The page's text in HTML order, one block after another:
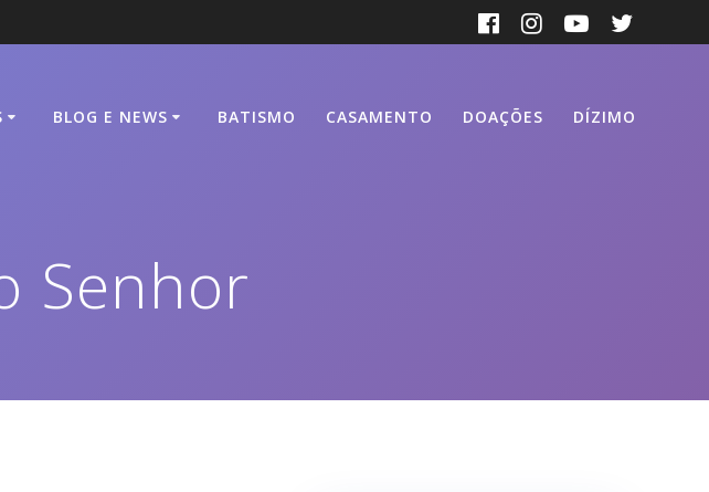
BLOG E NEWS BATISMO CASAMENTO DOAÇÕES DÍZIMO
Senhor